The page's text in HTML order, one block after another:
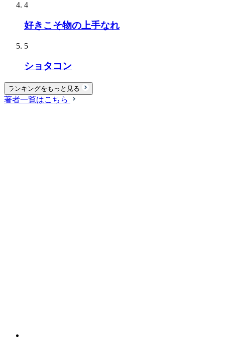
4
好きこそ物の上手なれ
5
ショタコン
ランキングをもっと見る
著者一覧はこちら